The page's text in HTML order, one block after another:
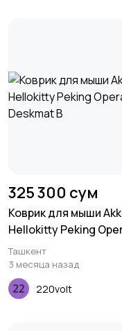
325 300 сум
Коврик для мыши
Hellokitty Peking
Deskmat B
Ташкент
3 месяца назад
220volt